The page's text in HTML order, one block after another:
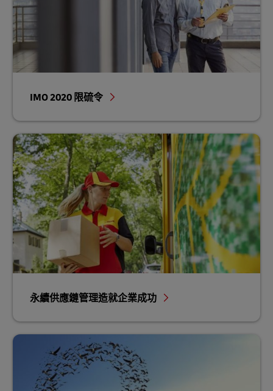
IMO 2020 限硫令
永續供應鏈管理造就企業成功